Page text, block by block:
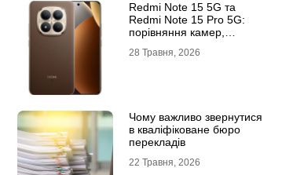
Redmi Note 15 5G та
Redmi Note 15 Pro 5G:
порівняння камер,
продуктивності
28 Травня, 2026
Чому важливо звернутися
в кваліфіковане бюро
перекладів
22 Травня, 2026